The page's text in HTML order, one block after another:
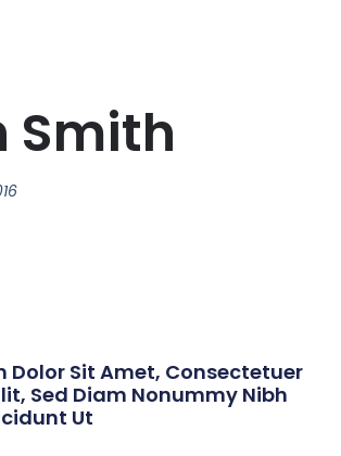
Smith
Dolor Sit Amet, Consectetuer
Sed Diam Nonummy Nibh
Ut